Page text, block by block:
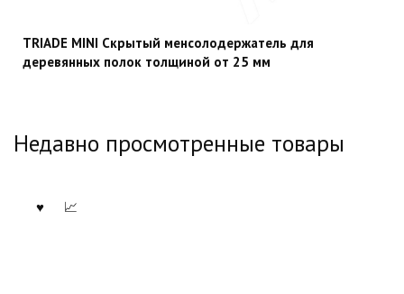
TRIADE MINI Скрытый менсолодержатель для
деревянных полок толщиной от 25 мм
Недавно просмотренные товары